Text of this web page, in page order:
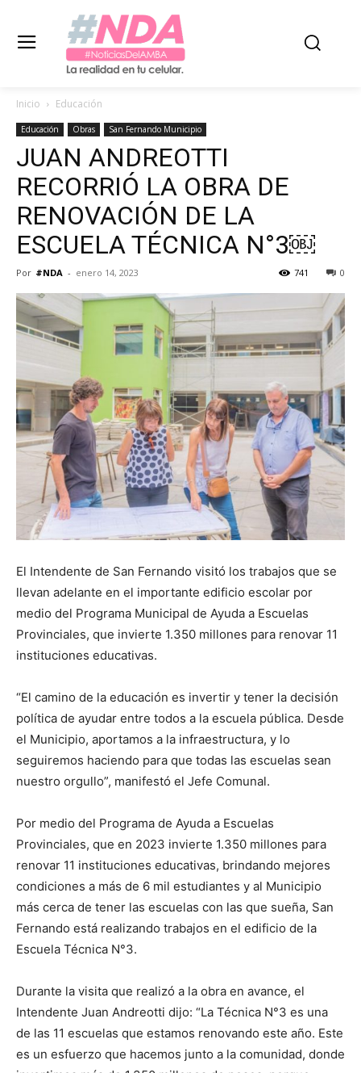
Inicio Educación
Educación Obras San Fernando Municipio
JUAN ANDREOTTI
RECORRIÓ LA OBRA DE
RENOVACIÓN DE LA
ESCUELA TÉCNICA N°3￼
Por #NDA - enero 14, 2023 0
741
El Intendente de San Fernando visitó los trabajos que se
llevan adelante en el importante edificio escolar por
medio del Programa Municipal de Ayuda a Escuelas
Provinciales, que invierte 1.350 millones para renovar 11
instituciones educativas.
“El camino de la educación es invertir y tener la decisión
política de ayudar entre todos a la escuela pública. Desde
el Municipio, aportamos a la infraestructura, y lo
seguiremos haciendo para que todas las escuelas sean
nuestro orgullo”, manifestó el Jefe Comunal.
Por medio del Programa de Ayuda a Escuelas
Provinciales, que en 2023 invierte 1.350 millones para
renovar 11 instituciones educativas, brindando mejores
condiciones a más de 6 mil estudiantes y al Municipio
más cerca de tener las escuelas con las que sueña, San
Fernando está realizando trabajos en el edificio de la
Escuela Técnica N°3.
Durante la visita que realizó a la obra en avance, el
Intendente Juan Andreotti dijo: “La Técnica N°3 es una
de las 11 escuelas que estamos renovando este año. Este
es un esfuerzo que hacemos junto a la comunidad, donde